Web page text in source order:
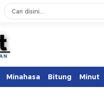
Minahasa Bitung Minut